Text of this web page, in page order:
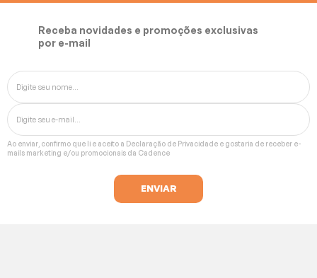
Receba novidades e promoções exclusivas
por e-mail
Ao enviar, confirmo que li e aceito a Declaração de Privacidade e gostaria de receber e-
mails marketing e/ou promocionais da Cadence